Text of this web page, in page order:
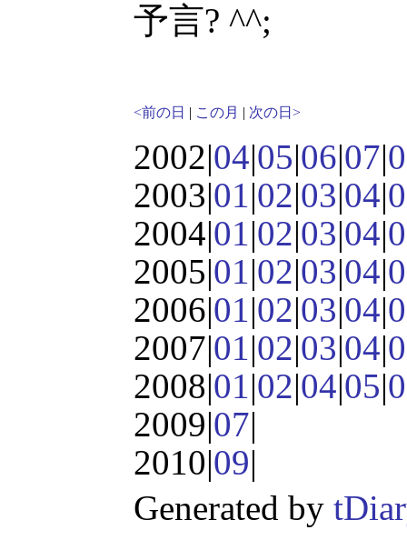
予言? ^^;
<前の日 | この月 | 次の日>
2002|04|05|06|07|
2003|01|02|03|04|
2004|01|02|03|04|
2005|01|02|03|04|
2006|01|02|03|04|
2007|01|02|03|04|
2008|01|02|04|05|
2009|07|
2010|09|
Generated by